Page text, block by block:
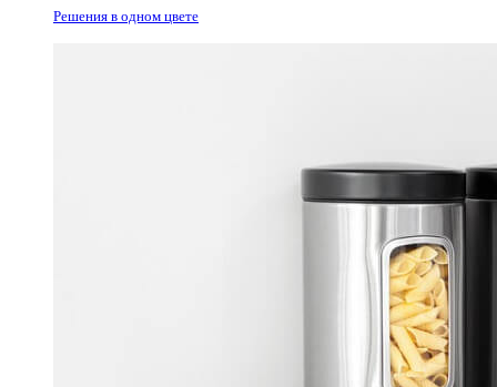
Решения в одном цвете